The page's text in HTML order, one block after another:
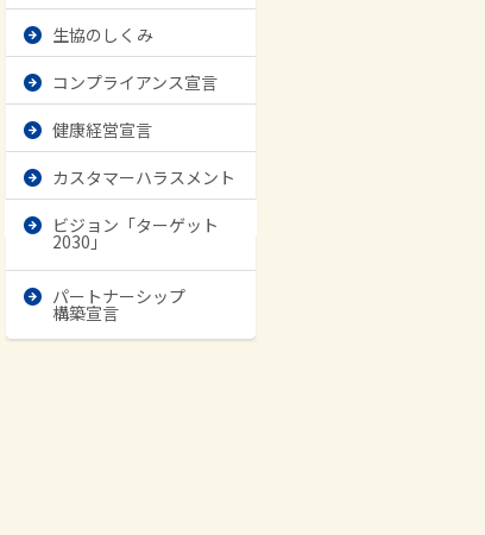
生協のしくみ
コンプライアンス宣言
健康経営宣言
カスタマーハラスメント
ビジョン「ターゲット
2030」
パートナーシップ
構築宣言